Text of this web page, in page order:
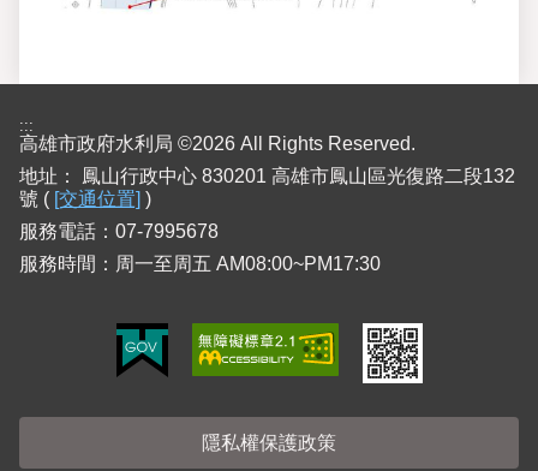
:::
高雄市政府水利局 ©2026 All Rights Reserved.
地址：
鳳山行政中心 830201 高雄市鳳山區光復路二段132
號 ( [交通位置] )
服務電話：07-7995678
服務時間：周一至周五 AM08:00~PM17:30
隱私權保護政策